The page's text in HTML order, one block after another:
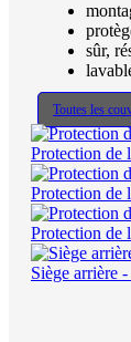
sûr,
Toutes les
Protection de
Protection de
Protection de
Siège arrière